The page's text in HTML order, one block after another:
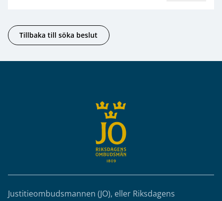
Tillbaka till söka beslut
Justitieombudsmannen (JO), eller Riksdagens